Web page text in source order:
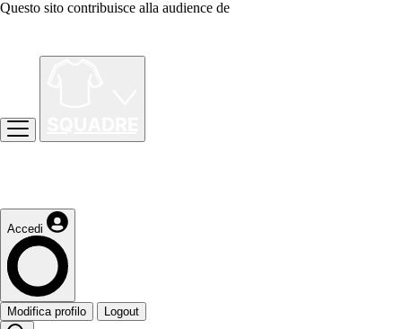
Questo sito contribuisce alla audience de
Accedi
Modifica profilo Logout